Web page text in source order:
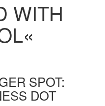
WITH
SPOT: T
DOT